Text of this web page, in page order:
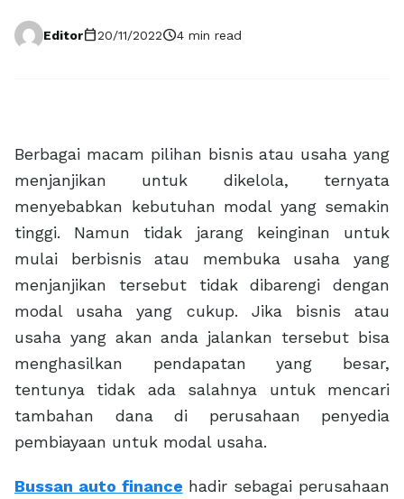
Editorcalendar_today20/11/2022schedule4 min read
Berbagai macam pilihan bisnis atau usaha yang
menjanjikan untuk dikelola, ternyata
menyebabkan kebutuhan modal yang semakin
tinggi. Namun tidak jarang keinginan untuk
mulai berbisnis atau membuka usaha yang
menjanjikan tersebut tidak dibarengi dengan
modal usaha yang cukup. Jika bisnis atau
usaha yang akan anda jalankan tersebut bisa
menghasilkan pendapatan yang besar,
tentunya tidak ada salahnya untuk mencari
tambahan dana di perusahaan penyedia
pembiayaan untuk modal usaha.
Bussan auto finance hadir sebagai perusahaan